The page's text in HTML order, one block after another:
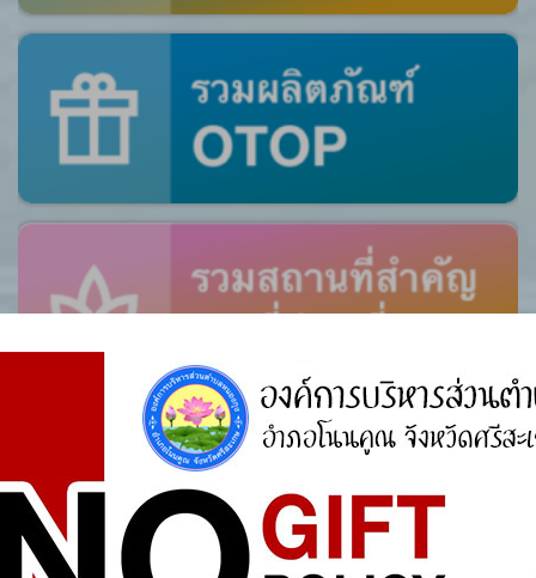
ศูนย์ร้องเรียน
สำนักงานคณะกรรมการป้องกันและปราบปรามการ
ทุจริตแห่งชาติ (ป.ป.ช.)
สำนักงานคณะกรรมการป้องกันและปราบปรามการ